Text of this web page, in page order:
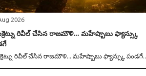
2026
రివీల్ చేసిన రాజమౌళి... మహేష్బాబు ఫ్యాన్స్కు
రివీల్ చేసిన రాజమౌళి... మహేష్బాబు ఫ్యాన్స్కు పండగే..